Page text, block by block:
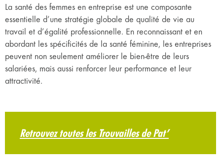
La santé des femmes en entreprise est une composante
essentielle d’une stratégie globale de qualité de vie au
travail et d’égalité professionnelle. En reconnaissant et en
abordant les spécificités de la santé féminine, les entreprises
peuvent non seulement améliorer le bien-être de leurs
salariées, mais aussi renforcer leur performance et leur
attractivité.
Retrouvez toutes les Trouvailles de Pat’